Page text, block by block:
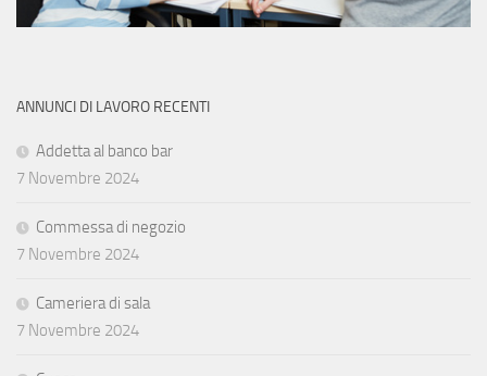
ANNUNCI DI LAVORO RECENTI
Addetta al banco bar
7 Novembre 2024
Commessa di negozio
7 Novembre 2024
Cameriera di sala
7 Novembre 2024